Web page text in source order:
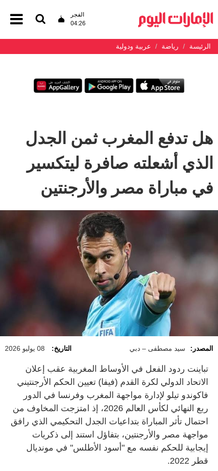
الفجر
04:26
الرئيسة رياضة عربية ودولية
هل تدفع المغرب ثمن الجدل
الذي أشعلته صافرة ليتكسير
في مباراة مصر والأرجنتين
المصدر: سيد مصطفى – دبي التاريخ: 08 يوليو 2026
تباينت ردود الفعل في الأوساط المغربية عقب إعلان
الاتحاد الدولي لكرة القدم (فيفا) تعيين الحكم الأرجنتيني
فاكوندو تيلو لإدارة مواجهة المغرب وفرنسا في الدور
ربع النهائي لكأس العالم 2026، إذ امتزجت المخاوف من
احتمال تأثر المباراة بتداعيات الجدل التحكيمي الذي رافق
مواجهة مصر والأرجنتين، بتفاؤل استند إلى ذكريات
إيجابية للحكم نفسه مع "أسود الأطلس" في مونديال
قطر 2022.